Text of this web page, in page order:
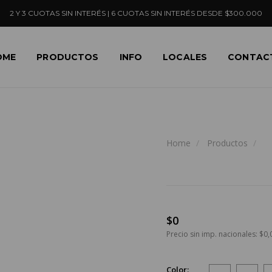
2 Y 3 CUOTAS SIN INTERÉS | 6 CUOTAS SIN INTERÉS DESDE $300.000
PRODUCTOS INFO LOCALES
Home Productos
$0
Precio sin imp. nacionales:
Color: